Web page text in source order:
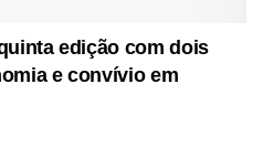
edição com dois
e convívio em